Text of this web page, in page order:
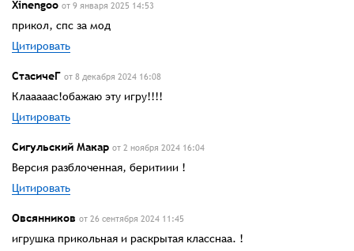
Xinengоо от 9 января 2025 14:53
прикол, спс за мод
Цитировать
СтасичеГ от 8 декабря 2024 16:08
Клааааас!обажаю эту игру!!!!
Цитировать
Сигульский Макар от 2 ноября 2024 16:04
Версия разблоченная, беритиии !
Цитировать
Овсянников от 26 сентября 2024 11:45
игрушка прикольная и раскрытая класснаа. !